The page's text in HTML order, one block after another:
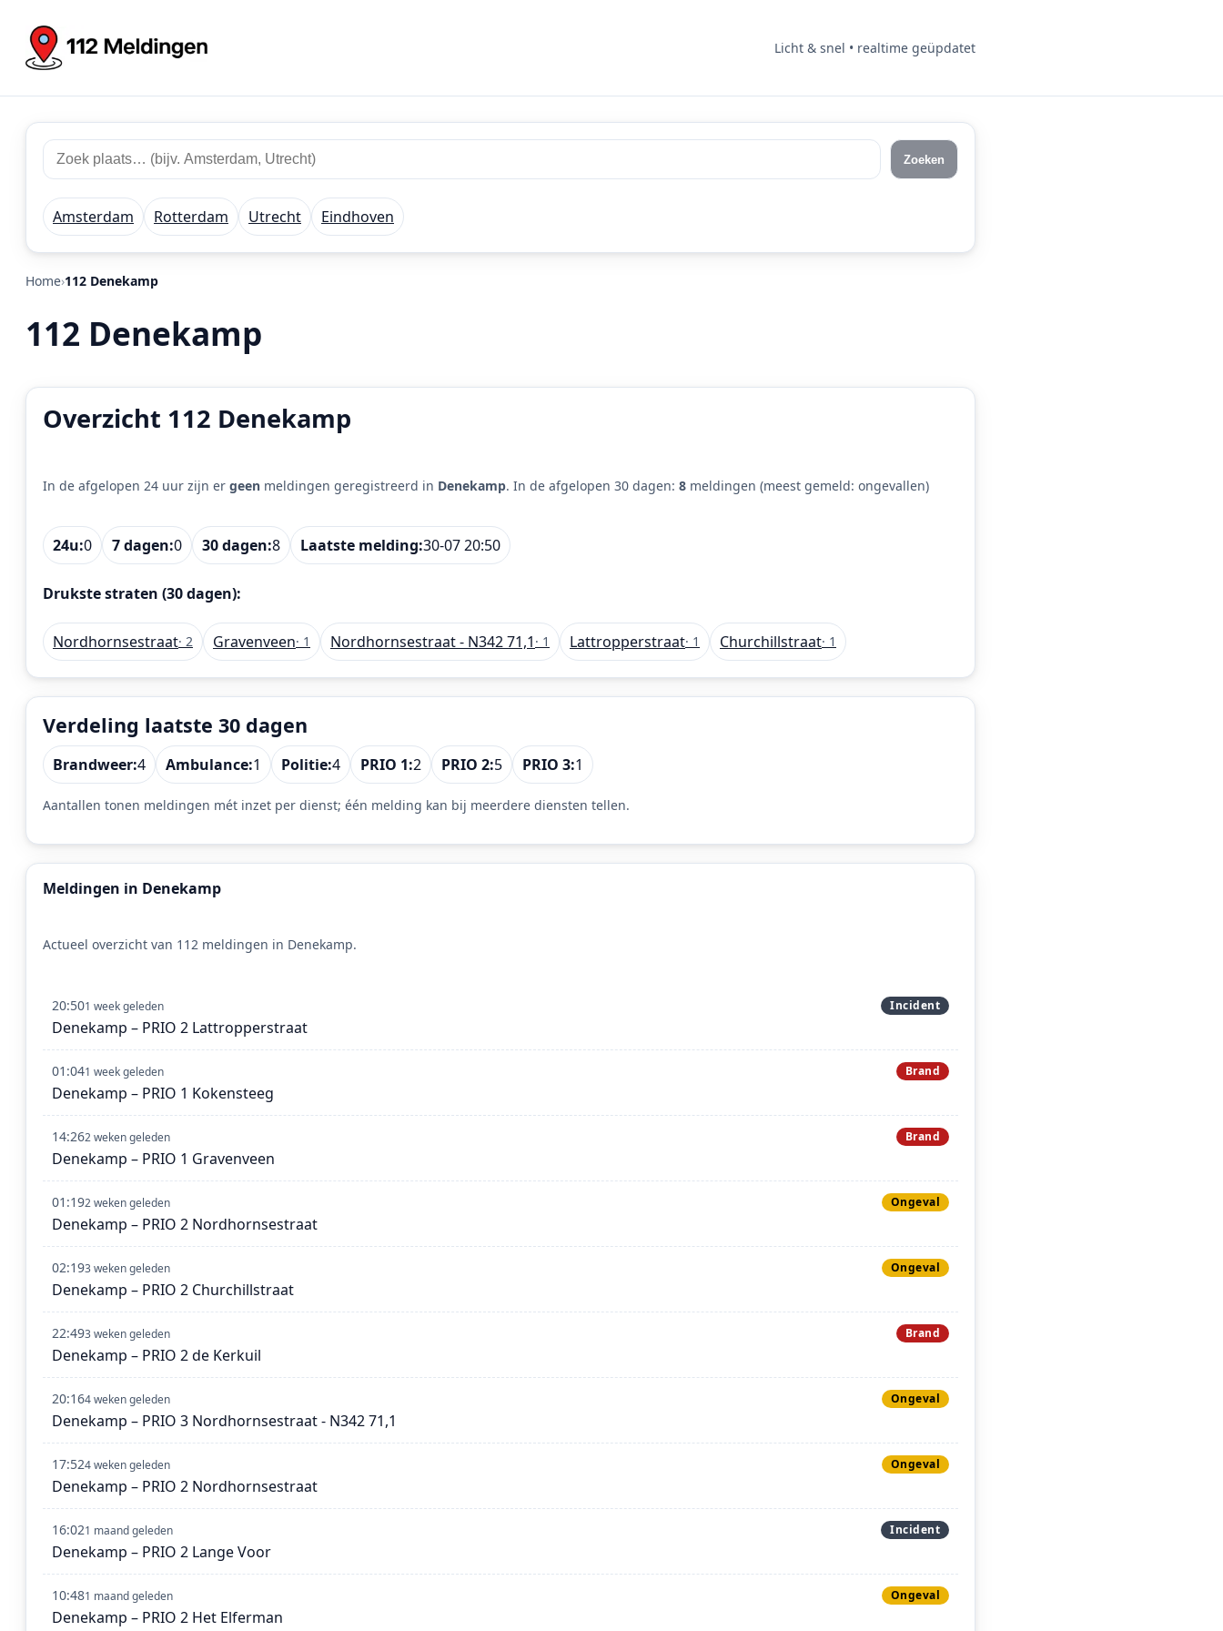
Licht & snel • realtime geüpdatet
Zoek
112
meldingen
Zoek
plaats
regio
Zoeken
Amsterdam Rotterdam Utrecht Eindhoven
Home 112 Denekamp
112 Denekamp
Overzicht 112 Denekamp
In de afgelopen 24 uur zijn er geen meldingen geregistreerd in Denekamp. In de afgelopen 30 dagen: 8 meldingen (meest gemeld: ongevallen)
24u:0 7 dagen:0 30 dagen:8 Laatste melding:30-07 20:50
Drukste straten (30 dagen):
Nordhornsestraat· 2 Gravenveen· 1 Nordhornsestraat - N342 71,1 · 1 Lattropperstraat· 1 Churchillstraat· 1
Verdeling laatste 30 dagen
Brandweer:4 Ambulance:1 Politie:4 PRIO 1:2 PRIO 2:5 PRIO 3:1
Aantallen tonen meldingen mét inzet per dienst; één melding kan bij meerdere diensten tellen.
Meldingen in Denekamp
Actueel overzicht van 112 meldingen in Denekamp.
20:501 week geleden Incident
Denekamp – PRIO 2 Lattropperstraat
01:041 week geleden Brand
Denekamp – PRIO 1 Kokensteeg
14:262 weken geleden Brand
Denekamp – PRIO 1 Gravenveen
01:192 weken geleden Ongeval
Denekamp – PRIO 2 Nordhornsestraat
02:193 weken geleden Ongeval
Denekamp – PRIO 2 Churchillstraat
22:493 weken geleden Brand
Denekamp – PRIO 2 de Kerkuil
20:164 weken geleden Ongeval
Denekamp – PRIO 3 Nordhornsestraat - N342 71,1
17:524 weken geleden Ongeval
Denekamp – PRIO 2 Nordhornsestraat
16:021 maand geleden Incident
Denekamp – PRIO 2 Lange Voor
10:481 maand geleden Ongeval
Denekamp – PRIO 2 Het Elferman